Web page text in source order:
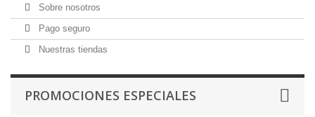
Sobre nosotros
Pago seguro
Nuestras tiendas
PROMOCIONES ESPECIALES